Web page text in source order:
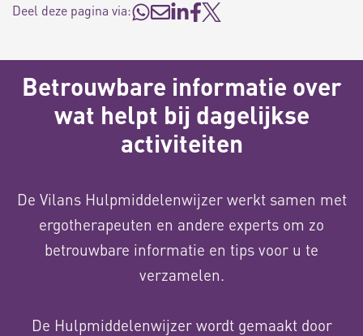
Deel deze pagina via:
Betrouwbare informatie over
wat helpt bij dagelijkse
activiteiten
De Vilans Hulpmiddelenwijzer werkt samen met
ergotherapeuten en andere experts om zo
betrouwbare informatie en tips voor u te
verzamelen.
De Hulpmiddelenwijzer wordt gemaakt door